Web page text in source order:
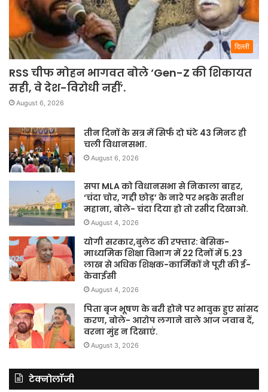
दिल्ली
RSS चीफ मोहन भागवत बोले ‘Gen-Z की शिकायत
सही, वे देश-विरोधी नहीं’.
August 6, 2026
तीन दिनों के सत्र में सिर्फ दो घंटे 43 मिनट ही
चली विधानसभा.
August 6, 2026
सपा MLA को विधानसभा से निकाला बाहर,
‘चंदा चोर, गद्दी छोड़’ के नारे पर भड़के सतीश
महाना, बोले- चंदा दिया हो तो रसीद दिखाओ.
August 4, 2026
योगी सरकार,बुलेट की रफ्तार: बेसिक-
माध्यमिक शिक्षा विभाग में 22 दिनों में 5.23
लाख से अधिक शिक्षक-कार्मिकों ने पूरी की ई-
केवाईसी
August 4, 2026
पिता बृज भूषण के बरी होने पर भावुक हुए सांसद
करण, बोले- आरोप लगाने वाले आज जवाब दें,
वरना मुंह न दिखाएं.
August 3, 2026
टेक्नोलॉजी